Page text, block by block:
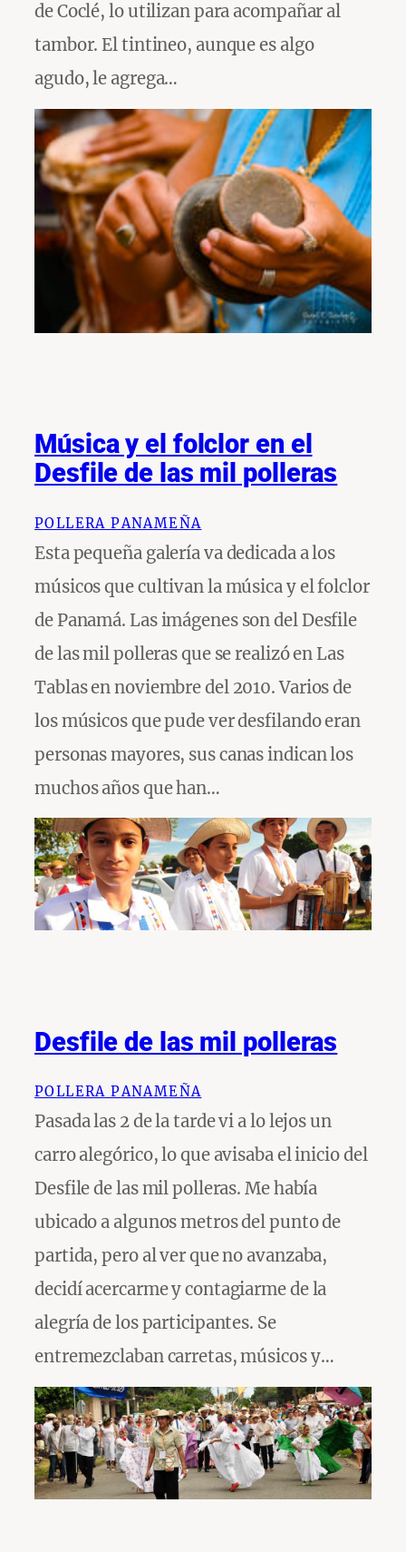
de Coclé, lo utilizan para acompañar al
tambor. El tintineo, aunque es algo
agudo, le agrega…
Música y el folclor en el
Desfile de las mil polleras
POLLERA PANAMEÑA
Esta pequeña galería va dedicada a los
músicos que cultivan la música y el folclor
de Panamá. Las imágenes son del Desfile
de las mil polleras que se realizó en Las
Tablas en noviembre del 2010. Varios de
los músicos que pude ver desfilando eran
personas mayores, sus canas indican los
muchos años que han…
Desfile de las mil polleras
POLLERA PANAMEÑA
Pasada las 2 de la tarde vi a lo lejos un
carro alegórico, lo que avisaba el inicio del
Desfile de las mil polleras. Me había
ubicado a algunos metros del punto de
partida, pero al ver que no avanzaba,
decidí acercarme y contagiarme de la
alegría de los participantes. Se
entremezclaban carretas, músicos y…